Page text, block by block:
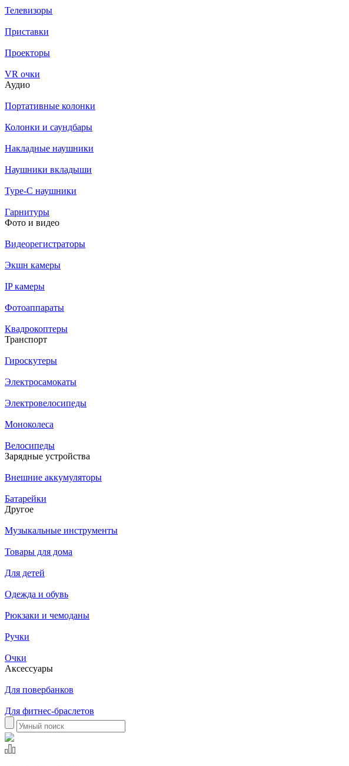
Телевизоры
Приставки
Проекторы
VR очки
Аудио
Портативные колонки
Колонки и саундбары
Накладные наушники
Наушники вкладыши
Type-C наушники
Гарнитуры
Фото и видео
Видеорегистраторы
Экшн камеры
IP камеры
Фотоаппараты
Квадрокоптеры
Транспорт
Гироскутеры
Электросамокаты
Электровелосипеды
Моноколеса
Велосипеды
Зарядные устройства
Внешние аккумуляторы
Батарейки
Другое
Музыкальные инструменты
Товары для дома
Для детей
Одежда и обувь
Рюкзаки и чемоданы
Ручки
Очки
Аксессуары
Для повербанков
Для фитнес-браслетов